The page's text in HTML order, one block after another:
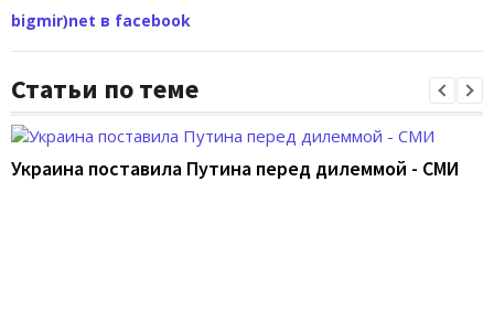
bigmir)net в facebook
Статьи по теме
Украина поставила Путина перед дилеммой - СМИ